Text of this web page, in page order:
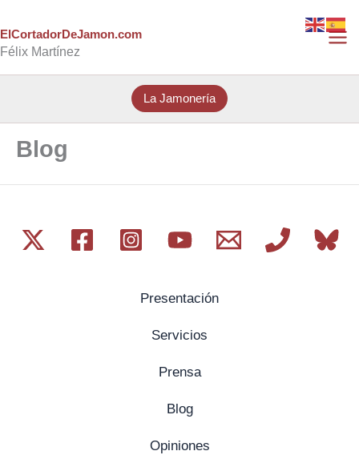
al
contenido
ElCortadorDeJamon.com
Félix Martínez
La Jamonería
Blog
Presentación
Servicios
Prensa
Blog
Opiniones